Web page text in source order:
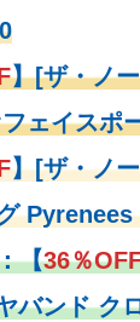
】[ザ・ノ
ェイスポ
】[ザ・ノ
【36％
バンド ク